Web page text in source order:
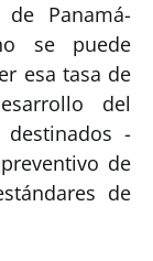
Panamá-
se puede
esa tasa de
del
-
de
de